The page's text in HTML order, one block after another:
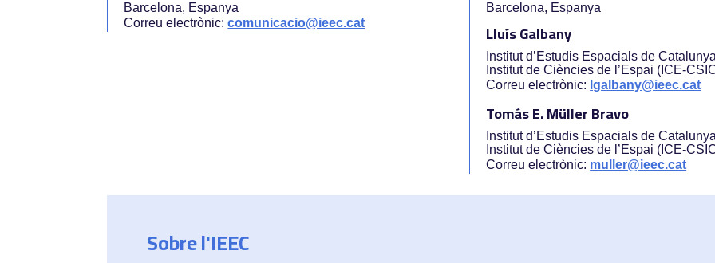
Barcelona, Espanya
Correu electrònic:comunicacio@ieec.cat
Barcelona, Espanya
Lluís Galbany
Institut d’Estudis Espacials de
Institut de Ciències de l’Espai (ICE-
Correu electrònic: lgalbany@ieec.cat
Tomás E. Müller Bravo
Institut d’Estudis Espacials de
Institut de Ciències de l’Espai (ICE-
Correu electrònic: muller@ieec.cat
Sobre l'IEEC